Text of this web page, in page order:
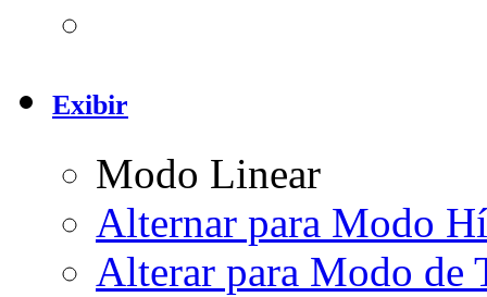
Exibir
Modo Linear
Alternar para Modo
Alterar para Modo de